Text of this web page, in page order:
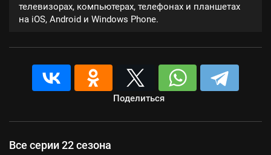
телевизорах, компьютерах, телефонах и планшетах
на iOS, Android и Windows Phone.
Поделиться
Все серии 22 сезона